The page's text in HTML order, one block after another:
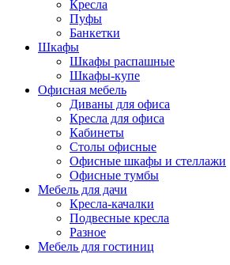
Кресла
Пуфы
Банкетки
Шкафы
Шкафы распашные
Шкафы-купе
Офисная мебель
Диваны для офиса
Кресла для офиса
Кабинеты
Столы офисные
Офисные шкафы и стеллажи
Офисные тумбы
Мебель для дачи
Кресла-качалки
Подвесные кресла
Разное
Мебель для гостиниц